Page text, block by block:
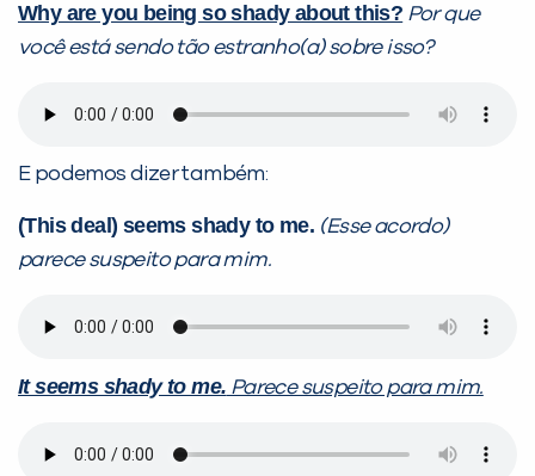
Why are you being so shady about this? Por que
você está sendo tão estranho(a) sobre isso?
E podemos dizer também:
(This deal) seems shady to me. (Esse acordo)
parece suspeito para mim.
It seems shady to me. Parece suspeito para mim.